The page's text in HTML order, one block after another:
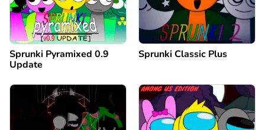
Sprunki Pyramixed 0.9
Update
Sprunki Classic Plus